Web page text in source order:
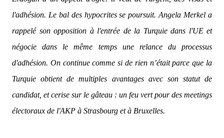
l'adhésion. Le bal des hypocrites se poursuit. Angela Merkel a
rappelé son opposition à l'entrée de la Turquie dans l'UE et
négocie dans le même temps une relance du processus
d'adhésion. On continue comme si de rien n’était parce que la
Turquie obtient de multiples avantages avec son statut de
candidat, et cerise sur le gâteau : un feu vert pour des meetings
électoraux de l'AKP à Strasbourg et à Bruxelles.